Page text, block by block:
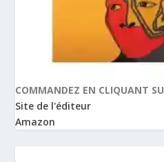
COMMANDEZ EN CLIQUANT
Site de l'éditeur
Amazon